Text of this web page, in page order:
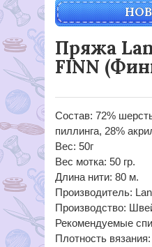
Пряжа
FINN
Состав: 72%
пиллинга, 28%
Вес: 50г
Вес мотка: 50 гр.
Длина нити: 80 м.
Производитель:
Производство:
Рекомендуемые
Плотность